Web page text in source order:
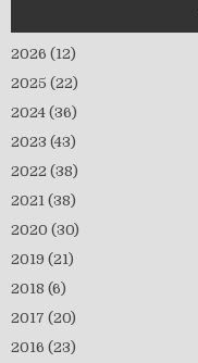
2026 (12)
2025 (22)
2024 (36)
2023 (43)
2022 (38)
2021 (38)
2020 (30)
2019 (21)
2018 (6)
2017 (20)
2016 (23)